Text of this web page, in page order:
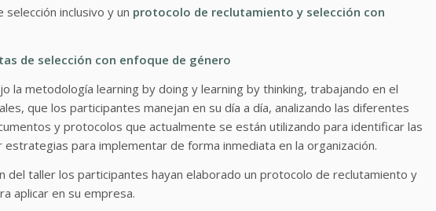
inclusivo y un protocolo de reclutamiento y selección con
de selección con enfoque de género
la metodología learning by doing y learning by thinking, trabajando en el
que los participantes manejan en su día a día, analizando las diferentes
y protocolos que actualmente se están utilizando para identificar las
para implementar de forma inmediata en la organización.
del taller los participantes hayan elaborado un protocolo de reclutamiento y
aplicar en su empresa.